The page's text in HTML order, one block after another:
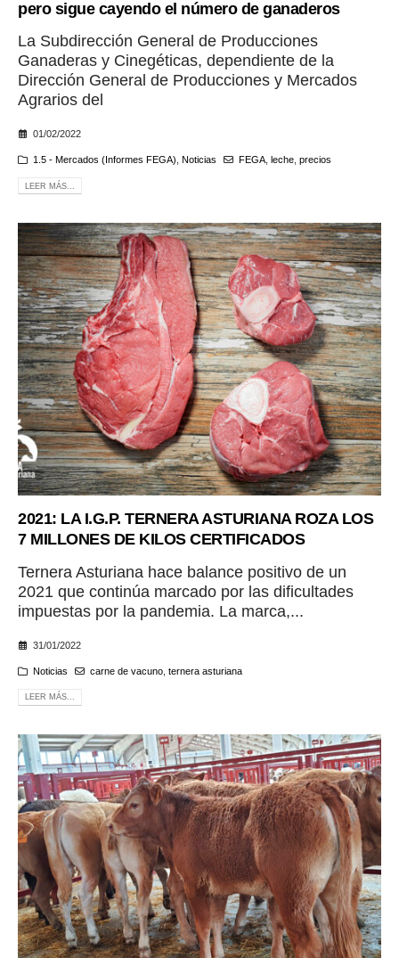
pero sigue cayendo el número de ganaderos
La Subdirección General de Producciones
Ganaderas y Cinegéticas, dependiente de la
Dirección General de Producciones y Mercados
Agrarios del
01/02/2022
1.5 - Mercados (Informes FEGA), Noticias FEGA, leche, precios
LEER MÁS...
2021: LA I.G.P. TERNERA ASTURIANA ROZA LOS
7 MILLONES DE KILOS CERTIFICADOS
Ternera Asturiana hace balance positivo de un
2021 que continúa marcado por las dificultades
impuestas por la pandemia. La marca,...
31/01/2022
Noticias carne de vacuno, ternera asturiana
LEER MÁS...